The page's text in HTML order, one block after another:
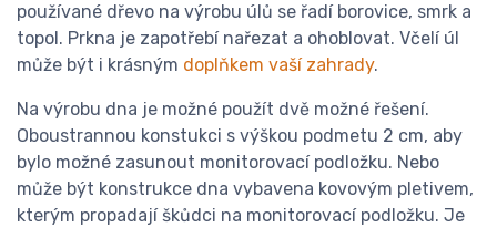
používané dřevo na výrobu úlů se řadí borovice, smrk a
topol. Prkna je zapotřebí nařezat a ohoblovat. Včelí úl
může být i krásným doplňkem vaší zahrady.
Na výrobu dna je možné použít dvě možné řešení.
Oboustrannou konstukci s výškou podmetu 2 cm, aby
bylo možné zasunout monitorovací podložku. Nebo
může být konstrukce dna vybavena kovovým pletivem,
kterým propadají škůdci na monitorovací podložku. Je